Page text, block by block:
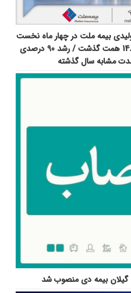
بیمه ملت در چهار ماه نخست
امسال از 14.5 همت گذشت / رشد 90 درصدی
مشابه سال گذشته
گیلان بیمه دی منصوب شد